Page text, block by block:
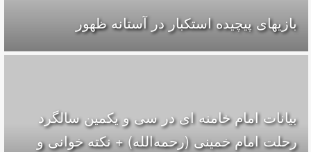
بازیهای پیچیده استکبار در آستانه ظهور
بیانات امام خامنه ای در سی و یکمین سالگرد
رحلت امام خمینی (رحمه‌الله) + نکته خوانی و